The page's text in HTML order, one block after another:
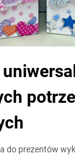
do prezentów